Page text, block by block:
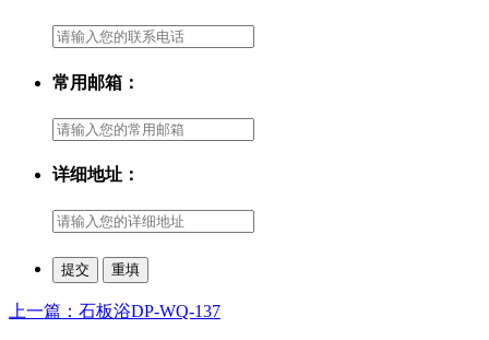
常用邮箱：
详细地址：
上一篇：石板浴DP-WQ-137